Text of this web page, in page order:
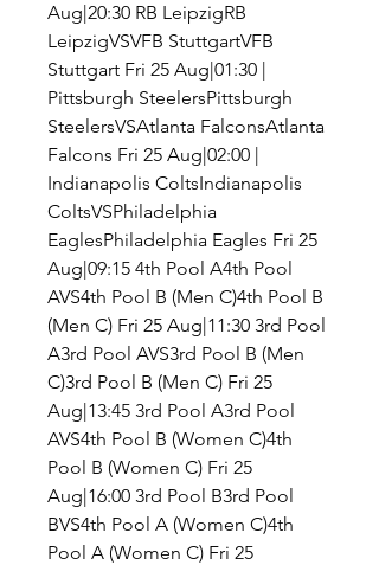
Aug|20:30 RB LeipzigRB
LeipzigVSVFB StuttgartVFB
Stuttgart Fri 25 Aug|01:30 |
Pittsburgh SteelersPittsburgh
SteelersVSAtlanta FalconsAtlanta
Falcons Fri 25 Aug|02:00 |
Indianapolis ColtsIndianapolis
ColtsVSPhiladelphia
EaglesPhiladelphia Eagles Fri 25
Aug|09:15 4th Pool A4th Pool
AVS4th Pool B (Men C)4th Pool B
(Men C) Fri 25 Aug|11:30 3rd Pool
A3rd Pool AVS3rd Pool B (Men
C)3rd Pool B (Men C) Fri 25
Aug|13:45 3rd Pool A3rd Pool
AVS4th Pool B (Women C)4th
Pool B (Women C) Fri 25
Aug|16:00 3rd Pool B3rd Pool
BVS4th Pool A (Women C)4th
Pool A (Women C) Fri 25